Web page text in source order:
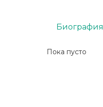
Пока пусто
Биография